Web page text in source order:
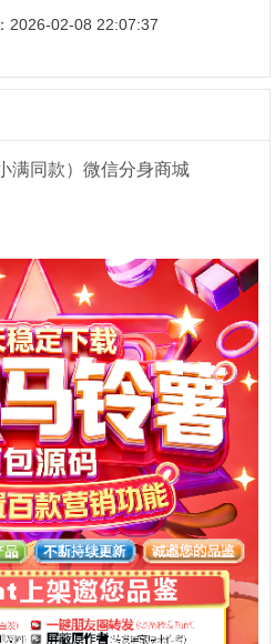
2026-02-08 22:07:37
满同款）微信分身商城